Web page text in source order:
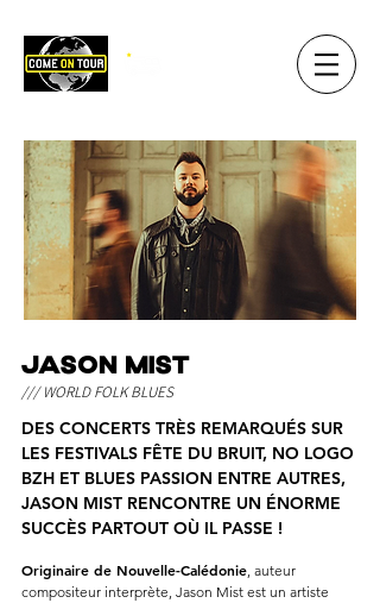
JASON MIST
/// WORLD FOLK BLUES
DES CONCERTS TRÈS REMARQUÉS SUR
LES FESTIVALS FÊTE DU BRUIT, NO LOGO
BZH ET BLUES PASSION ENTRE AUTRES,
JASON MIST RENCONTRE UN ÉNORME
SUCCÈS PARTOUT OÙ IL PASSE !
Originaire de Nouvelle-Calédonie, auteur
compositeur interprète, Jason Mist est un artiste